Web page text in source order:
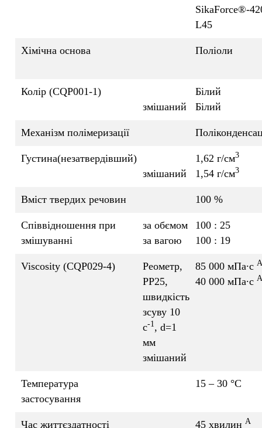
SikaForce®-
L45
Хімічна основа Поліоли
Колір (CQP001-1)
змішаний
Білий
Білий
Механізм полімеризації
Густина(незатвердівший)
змішаний
1,62 г/см3
1,54 г/см3
Вміст твердих речовин 100 %
Співвідношення при
змішуванні
за обємом
за вагою
100 : 25
100 : 19
Viscosity (CQP029-4)
Реометр,
PP25,
швидкість
зсуву 10
c-1, d=1
мм
змішаний
85 000 мПа∙с A
40 000 мПа∙с A
Температура
застосування
15 – 30 °C
Час життєздатності 45 хвилин A